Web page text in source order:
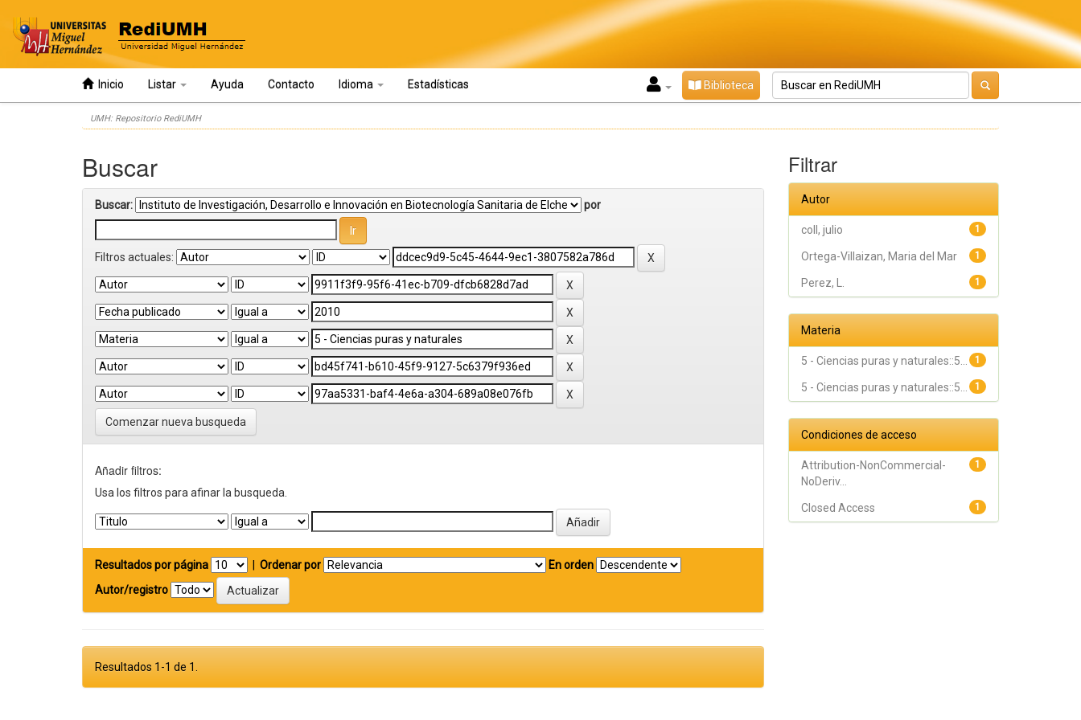
Inicio Listar Ayuda Contacto Idioma Estadísticas Biblioteca
UMH: Repositorio RediUMH
Buscar
Buscar: por
Filtros actuales:
Comenzar nueva busqueda
Añadir filtros:
Usa los filtros para afinar la busqueda.
Resultados por página Ordenar por
En orden
Autor/registro
Resultados 1-1 de 1.
Filtrar
Autor
1
coll, julio
1
Ortega-Villaizan, Maria del Mar
1
Perez, L.
Materia
1
5 - Ciencias puras y naturales::5...
1
5 - Ciencias puras y naturales::5...
Condiciones de acceso
1
Attribution-NonCommercial-
NoDeriv...
1
Closed Access